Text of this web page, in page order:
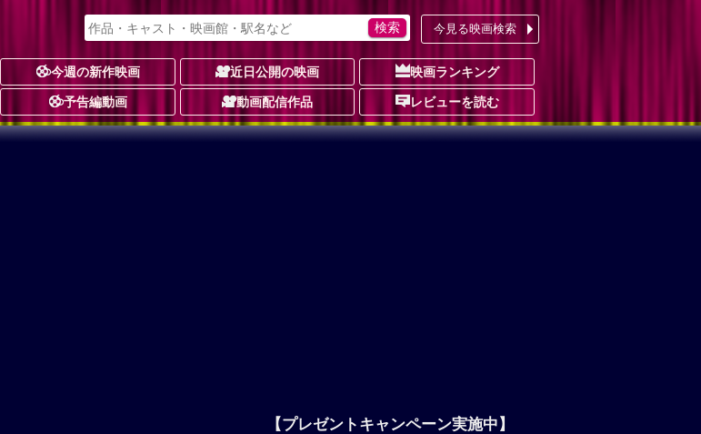
今見る映画検索
今週の新作映画 近日公開の映画 映画ランキング
予告編動画 動画配信作品 レビューを読む
【プレゼントキャンペーン実施中】